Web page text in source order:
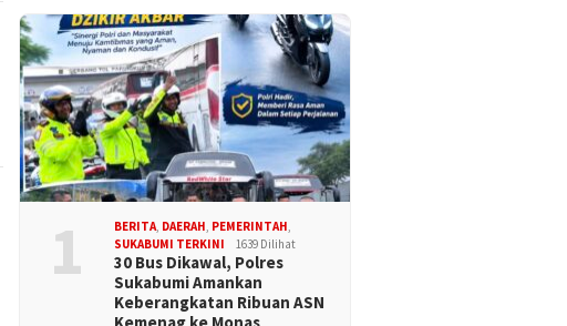
1 BERITA, DAERAH, PEMERINTAH,
SUKABUMI TERKINI
1639 Dilihat
30 Bus Dikawal, Polres
Sukabumi Amankan
Keberangkatan Ribuan ASN